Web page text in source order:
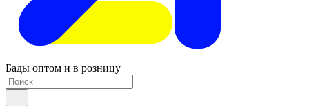
Бады оптом и в розницу